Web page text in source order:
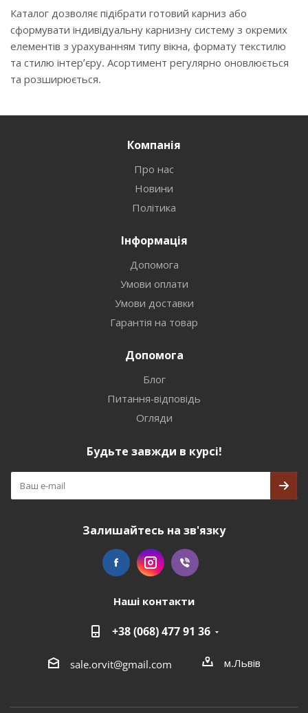
Каталог дозволяє підібрати готовий карниз або
сформувати індивідуальну карнизну систему з окремих
елементів з урахуванням типу вікна, формату текстилю
та стилю інтер’єру. Асортимент регулярно оновлюється
та розширюється.
Компанія
Про нас
Новини
Політика
Інформація
Допомога
Умови оплати
Умови доставки
Гарантія на товар
Допомога
Блог
Питання-відповідь
Огляди
Будьте завжди в курсі!
Залишайтесь на зв'язку
Наші контакти
+38 (068) 477 91 36
sale.orvit@gmail.com м.Львів